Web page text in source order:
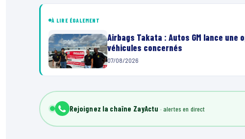
À LIRE ÉGALEMENT
Airbags Takata : Autos GM lance
véhicules concernés
07/08/2026
Rejoignez la chaîne ZayActu